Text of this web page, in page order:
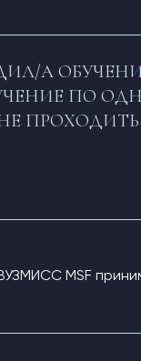
А
ПО
ПРОХОДИТЬ
MSF